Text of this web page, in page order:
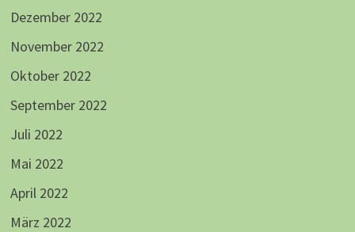
Dezember 2022
November 2022
Oktober 2022
September 2022
Juli 2022
Mai 2022
April 2022
März 2022